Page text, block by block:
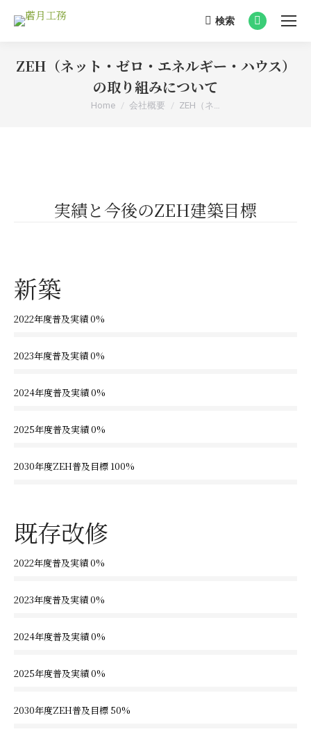
Search:
検索
Facebook
opens
ZEH（ネット・ゼロ・エネルギー・ハウス）
の取り組みについて
You are here:
Home 会社概要 ZEH（ネ…
実績と今後のZEH建築目標
新築
2022年度普及実績0%
2023年度普及実績0%
2024年度普及実績0%
2025年度普及実績0%
2030年度ZEH普及目標 100%
既存改修
2022年度普及実績0%
2023年度普及実績0%
2024年度普及実績0%
2025年度普及実績0%
2030年度ZEH普及目標 50%